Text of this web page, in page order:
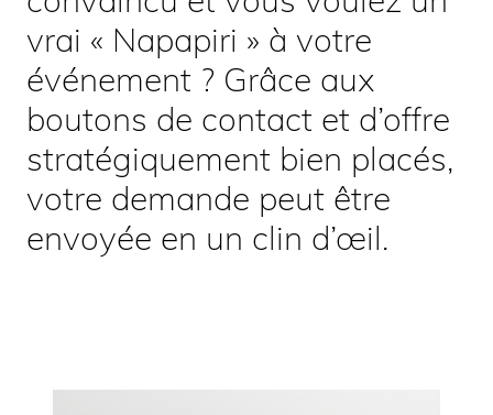
vrai « Napapiri » à votre
événement ? Grâce aux
boutons de contact et d’offre
stratégiquement bien placés,
votre demande peut être
envoyée en un clin d’œil.